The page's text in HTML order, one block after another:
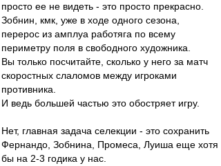
просто ее не видеть - это просто прекрасно.
Зобнин, кмк, уже в ходе одного сезона,
перерос из амплуа работяга по всему
периметру поля в свободного художника.
Вы только посчитайте, сколько у него за матч
скоростных слаломов между игроками
противника.
И ведь большей частью это обостряет игру.
Нет, главная задача селекции - это сохранить
Фернандо, Зобнина, Промеса, Луиша еще хотя
бы на 2-3 годика у нас.